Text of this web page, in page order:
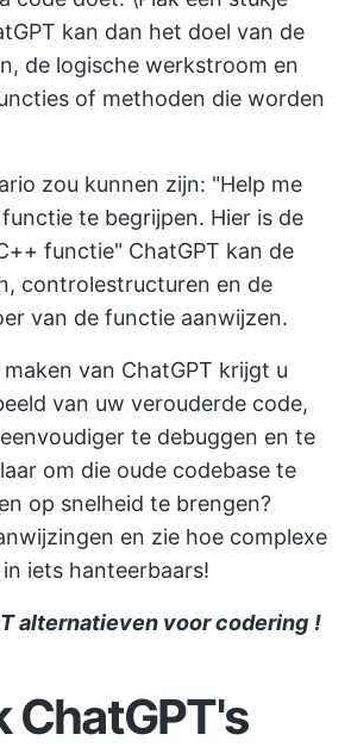
kan dan het doel van de
de logische werkstroom en
of methoden die worden
zou kunnen zijn: "Help me
te begrijpen. Hier is de
functie" ChatGPT kan de
controlestructuren en de
van de functie aanwijzen.
van ChatGPT krijgt u
van uw verouderde code,
te debuggen en te
om die oude codebase te
op snelheid te brengen?
en zie hoe complexe
iets hanteerbaars!
alternatieven voor codering !
ChatGPT's